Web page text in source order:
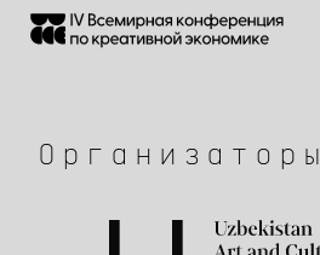
Организаторы